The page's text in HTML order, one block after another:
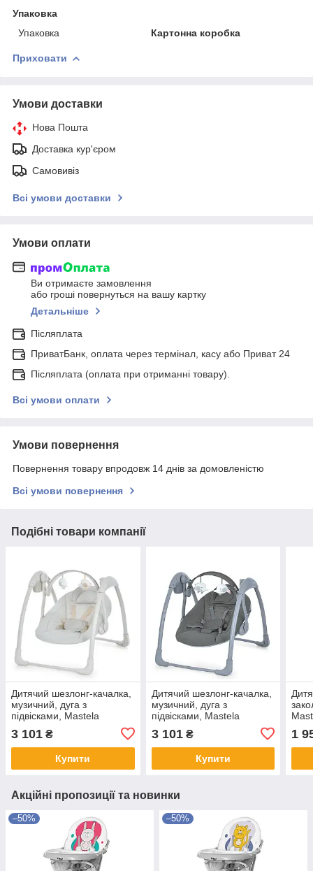
Упаковка
Упаковка
Картонна коробка
Приховати
Умови доставки
Нова Пошта
Доставка кур'єром
Самовивіз
Всі умови доставки
Умови оплати
Ви отримаєте замовлення
або гроші повернуться на вашу картку
Детальніше
Післяплата
ПриватБанк, оплата через термінал, касу або Приват 24
Післяплата (оплата при отриманні товару).
Всі умови оплати
Умови повернення
Повернення товару впродовж 14 днів за домовленістю
Всі умови повернення
Подібні товари компанії
Дитячий шезлонг-качалка,
музичний, дуга з
підвісками, Mastela
Deluxe, 79×58×58 см, 6511
3 101 ₴
Купити
Дитячий шезлонг-качалка,
музичний, дуга з
підвісками, Mastela
6599
3 101₴
Купити
1
Акційні пропозиції та новинки
–50% –50%